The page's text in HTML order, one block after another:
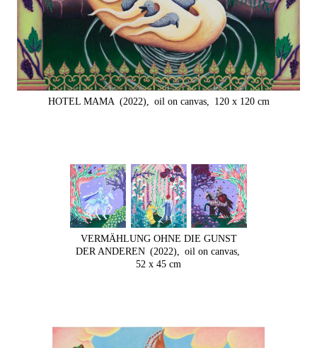
HOTEL MAMA (2022), oil on canvas, 120 x 120 cm
VERMÄHLUNG OHNE DIE GUNST
DER ANDEREN (2022),
oil on canvas,
52 x 45 cm